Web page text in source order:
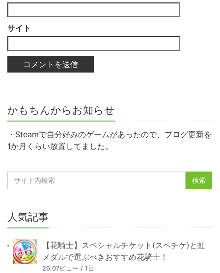
サイト
かもちんからお知らせ
・Steamで自分好みのゲームがあったので、ブログ更新を
1か月くらい放置してました。
人気記事
【花騎士】スペシャルチケット(スペチケ)と虹
メダルで選ぶべきおすすめ花騎士！
26.07ビュー / 1日